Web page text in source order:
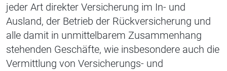
jeder Art direkter Versicherung im In- und
Ausland, der Betrieb der Rückversicherung und
alle damit in unmittelbarem Zusammenhang
stehenden Geschäfte, wie insbesondere auch die
Vermittlung von Versicherungs- und